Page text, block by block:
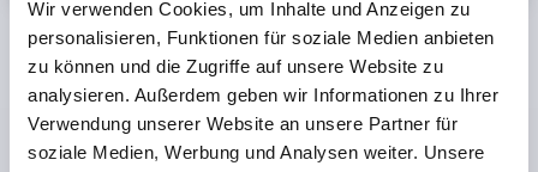
Wir verwenden Cookies, um Inhalte und Anzeigen zu
personalisieren, Funktionen für soziale Medien anbieten
zu können und die Zugriffe auf unsere Website zu
analysieren. Außerdem geben wir Informationen zu Ihrer
Verwendung unserer Website an unsere Partner für
soziale Medien, Werbung und Analysen weiter. Unsere
Nuova piattaforma per spine di posizione con
configuratore
Elemento centrale della serie REMOTE è una nuova
piattaforma perspine di posizione ad azionamento